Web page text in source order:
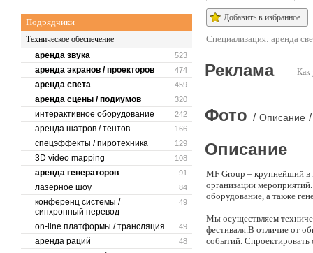
Подрядчики
Техническое обеспечение
523
аренда звука
474
аренда экранов / проекторов
459
аренда света
320
аренда сцены / подиумов
242
интерактивное оборудование
166
аренда шатров / тентов
129
спецэффекты / пиротехника
108
3D video mapping
91
аренда генераторов
84
лазерное шоу
49
конференц системы /
синхронный перевод
49
on-line платформы / трансляция
48
аренда раций
Добавить в избранное
Специализация: аренда
Как
Реклама
Фото / Описание /
Описание
MF Group – крупнейший в
организации
оборудование, а также
Мы осуществляем
фестиваля.В отличие от
событий. Спроектировать